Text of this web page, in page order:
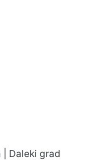
| Daleki grad